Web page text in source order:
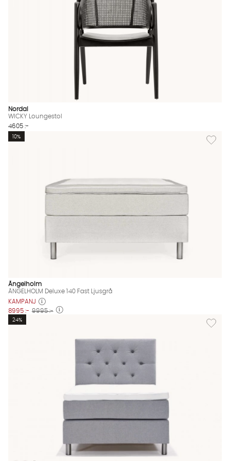
Nordal
WICKY Loungestol
4605 :-
Lägg
10%
Ängelholm
ÄNGELHOLM Deluxe 140 Fast Ljusgrå
KAMPANJ
8995 :- 9995 :-
Lägg
24%